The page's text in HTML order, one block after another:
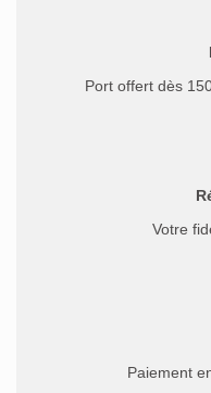
Port offert dès
Votre
Paiement